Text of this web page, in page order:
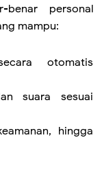
benar personal
mampu:
otomatis
suara sesuai
hingga